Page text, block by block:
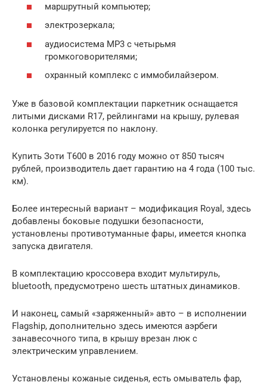
маршрутный компьютер;
электрозеркала;
аудиосистема MP3 с четырьмя
громкоговорителями;
охранный комплекс с иммобилайзером.
Уже в базовой комплектации паркетник оснащается
литыми дисками R17, рейлингами на крышу, рулевая
колонка регулируется по наклону.
Купить Зоти T600 в 2016 году можно от 850 тысяч
рублей, производитель дает гарантию на 4 года (100 тыс.
км).
Более интересный вариант – модификация Royal, здесь
добавлены боковые подушки безопасности,
установлены противотуманные фары, имеется кнопка
запуска двигателя.
В комплектацию кроссовера входит мультируль,
bluetooth, предусмотрено шесть штатных динамиков.
И наконец, самый «заряженный» авто – в исполнении
Flagship, дополнительно здесь имеются аэрбеги
занавесочного типа, в крышу врезан люк с
электрическим управлением.
Установлены кожаные сиденья, есть омыватель фар,